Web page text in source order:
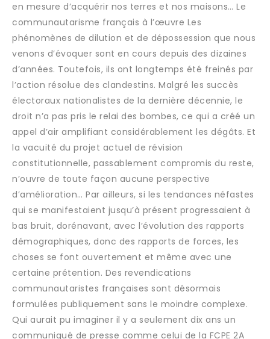
en mesure d’acquérir nos terres et nos maisons… Le
communautarisme français à l’œuvre Les
phénomènes de dilution et de dépossession que nous
venons d’évoquer sont en cours depuis des dizaines
d’années. Toutefois, ils ont longtemps été freinés par
l’action résolue des clandestins. Malgré les succès
électoraux nationalistes de la dernière décennie, le
droit n’a pas pris le relai des bombes, ce qui a créé un
appel d’air amplifiant considérablement les dégâts. Et
la vacuité du projet actuel de révision
constitutionnelle, passablement compromis du reste,
n’ouvre de toute façon aucune perspective
d’amélioration… Par ailleurs, si les tendances néfastes
qui se manifestaient jusqu’à présent progressaient à
bas bruit, dorénavant, avec l’évolution des rapports
démographiques, donc des rapports de forces, les
choses se font ouvertement et même avec une
certaine prétention. Des revendications
communautaristes françaises sont désormais
formulées publiquement sans le moindre complexe.
Qui aurait pu imaginer il y a seulement dix ans un
communiqué de presse comme celui de la FCPE 2A